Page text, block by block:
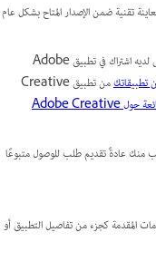
تقنية ضمن الإصدار المتاح بشكل عام
الإصدار التجريبي العام متاح لأي شخص لديه اشتراك في تطبيق Adobe
تطبيقاتك
من تطبيق Creative
الأسئلة الشائعة حول Adobe Creative
منك عادةً تقديم طلب للوصول متبوعًا
المقدمة كجزء من تفاصيل التطبيق أو